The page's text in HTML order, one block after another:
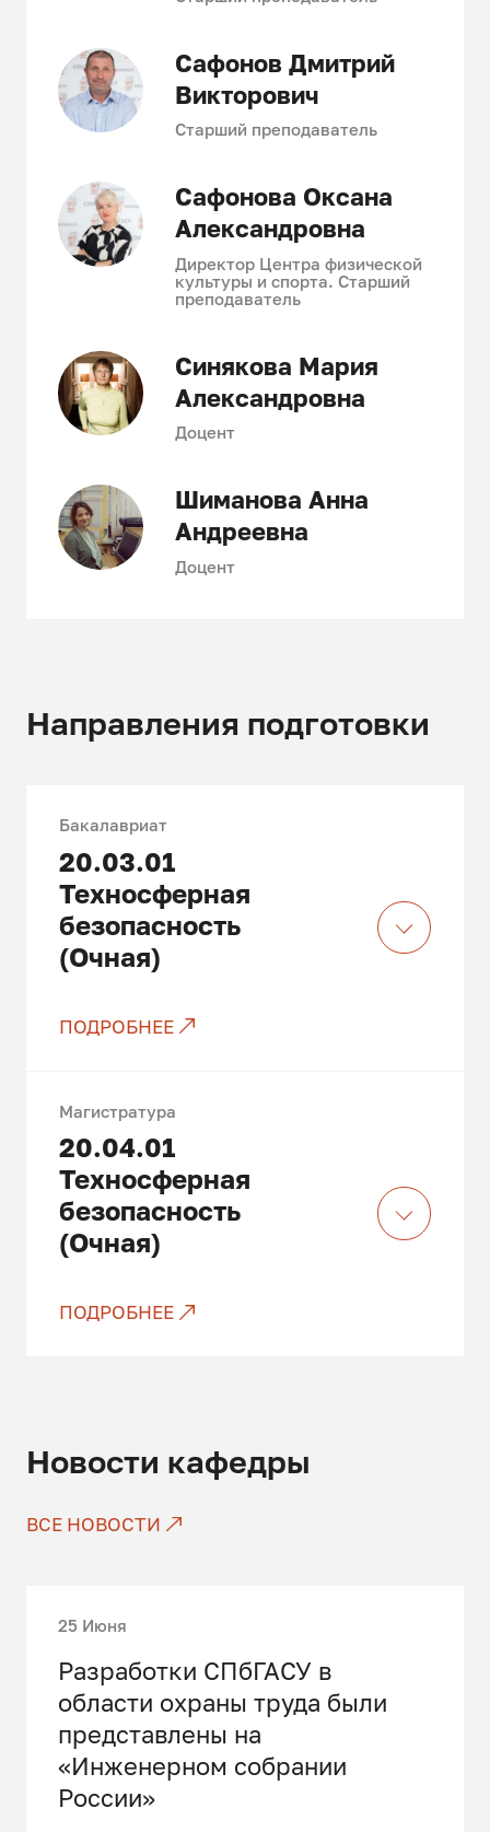
Сафонов Дмитрий
Викторович
Старший преподаватель
Сафонова Оксана
Александровна
Директор Центра физической
культуры и спорта. Старший
преподаватель
Синякова Мария
Александровна
Доцент
Шиманова Анна
Андреевна
Доцент
Направления подготовки
Бакалавриат
20.03.01
Техносферная
безопасность
(Очная)
ПОДРОБНЕЕ
Магистратура
20.04.01
Техносферная
безопасность
(Очная)
ПОДРОБНЕЕ
Новости кафедры
ВСЕ НОВОСТИ
25 Июня
Разработки СПбГАСУ в
области охраны труда были
представлены на
«Инженерном собрании
России»